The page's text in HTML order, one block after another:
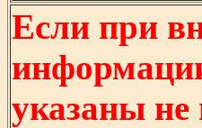
Если при
указаны не